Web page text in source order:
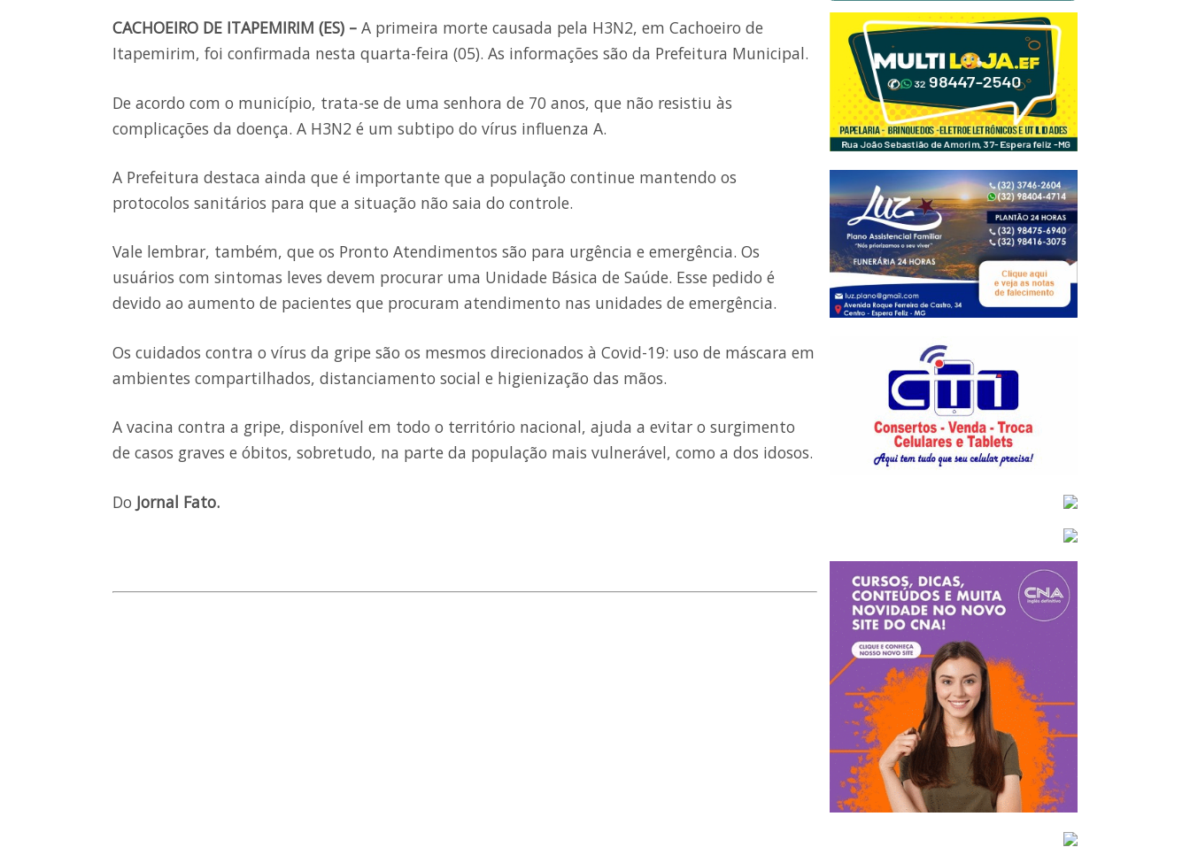
CACHOEIRO DE ITAPEMIRIM (ES) – A primeira morte causada pela H3N2, em Cachoeiro de
Itapemirim, foi confirmada nesta quarta-feira (05). As informações são da Prefeitura Municipal.
De acordo com o município, trata-se de uma senhora de 70 anos, que não resistiu às
complicações da doença. A H3N2 é um subtipo do vírus influenza A.
A Prefeitura destaca ainda que é importante que a população continue mantendo os
protocolos sanitários para que a situação não saia do controle.
Vale lembrar, também, que os Pronto Atendimentos são para urgência e emergência. Os
usuários com sintomas leves devem procurar uma Unidade Básica de Saúde. Esse pedido é
devido ao aumento de pacientes que procuram atendimento nas unidades de emergência.
Os cuidados contra o vírus da gripe são os mesmos direcionados à Covid-19: uso de máscara em
ambientes compartilhados, distanciamento social e higienização das mãos.
A vacina contra a gripe, disponível em todo o território nacional, ajuda a evitar o surgimento
de casos graves e óbitos, sobretudo, na parte da população mais vulnerável, como a dos idosos.
Do Jornal Fato.